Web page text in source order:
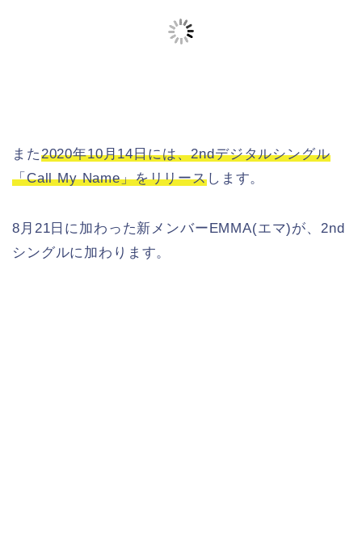
また2020年10月14日には、2ndデジタルシングル
「Call My Name」をリリースします。
8月21日に加わった新メンバーEMMA(エマ)が、2nd
シングルに加わります。